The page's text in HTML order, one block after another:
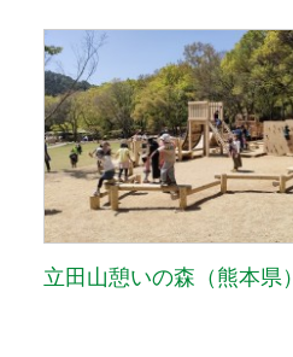
立田山憩いの森（熊本県）